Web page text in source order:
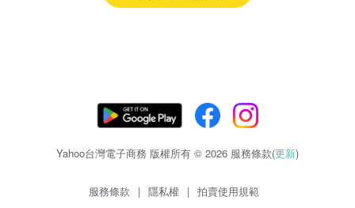
Yahoo台灣電子商務 版權所有 © 2026 服務條款(更新)
服務條款 | 隱私權 | 拍賣使用規範